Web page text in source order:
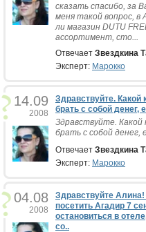
сказать спасибо, за
меня такой вопрос, в
ли магазин DUTU
ассортимент, сто...
Отвечает Звездкина
Эксперт: Марокко
14.09
2008
Здравствуйте. Какой
брать с собой денег,
Здравствуйте. Какой
брать с собой денег,
Отвечает Звездкина
Эксперт: Марокко
04.08
2008
Здравствуйте
посетить Агадир 7
остановиться в
со..